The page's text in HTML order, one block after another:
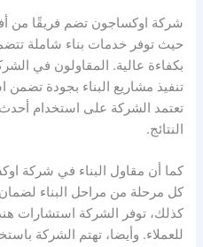
شركة اوكساجون تضم فريقًا من
حيث توفر خدمات بناء شاملة
بكفاءة عالية. المقاولون في
تنفيذ مشاريع البناء بجودة تضمن
تعتمد الشركة على استخدام
النتائج.
كما أن مقاول البناء في شركة
كل مرحلة من مراحل البناء
كذلك، توفر الشركة استشارات
للعملاء. وأيضا، تهتم الشركة